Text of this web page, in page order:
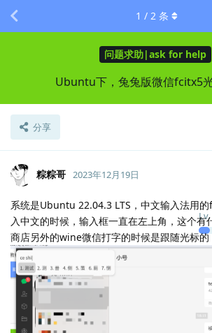
问题求助|ask for help
Ubuntu下，兔兔版微信fcitx5
分享
1 / 2 条
粽粽哥
Lv.
2023年12月19日
系统是Ubuntu 22.04.3 LTS，中文输入法用
入中文的时候，输入框一直在左上角，这个有
商店另外的wine微信打字的时候是跟随光标的